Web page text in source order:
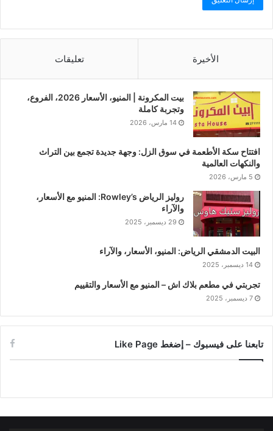
الأخيرة تعليقات
بيت المكرونة | المنيو، الأسعار 2026، الفروع،
وتجربة كاملة
14 مارس، 2026
افتتاح سكة الأطعمة في سوق الزل: وجهة جديدة تجمع بين التراث
والنكهات العالمية
5 مارس، 2026
روليز الرياض Rowley’s: المنيو مع الأسعار،
والآراء
29 ديسمبر، 2025
البيت الدمشقي الرياض: المنيو، الأسعار، والآراء
14 ديسمبر، 2025
تجربتي في مطعم بلاك اش – المنيو مع الأسعار والتقييم
7 ديسمبر، 2025
تابعنا على فيسبوك – إضغط Like Page